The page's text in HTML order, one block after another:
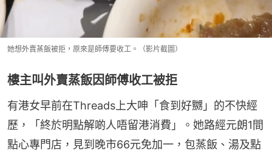
她想外賣蒸飯被拒，原來是師傅要收工。（影片截圖）
樓主叫外賣蒸飯因師傅收工被拒
有港女早前在Threads上大呻「食到好嬲」的不快經
歷，「終於明點解啲人唔留港消費」。她路經元朗1間
點心專門店，見到晚市66元免加一，包蒸飯、湯及點